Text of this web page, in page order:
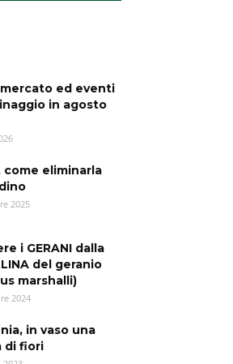
ed eventi
in agosto
come eliminarla
2025
i GERANI dalla
del geranio
marshalli)
2024
in vaso una
di fiori